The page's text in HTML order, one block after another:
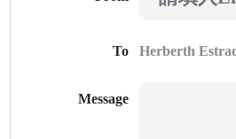
To
Message